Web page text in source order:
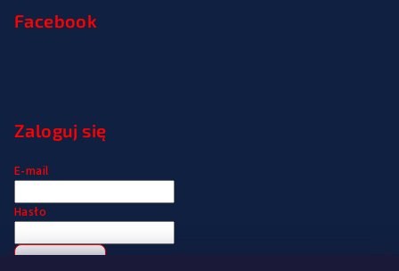
Facebook
Zaloguj się
E-mail
Hasło